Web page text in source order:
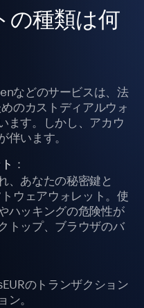
の種類は何
などのサービスは、法
のカストディアルウォ
ます。しかし、アカウ
います。
：
、あなたの秘密鍵と
ウェアウォレット。使
ハッキングの危険性が
トップ、ブラウザのバ
のトランザクション
。